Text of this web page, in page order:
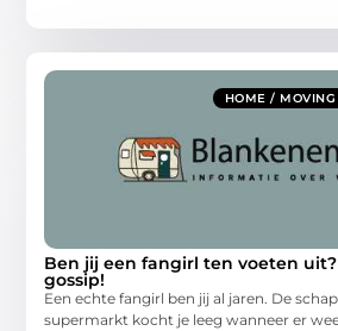
HOME / MOVING
Ben jij een fangirl ten voeten
gossip!
Een echte fangirl ben jij al jaren. De
supermarkt kocht je leeg wanneer er